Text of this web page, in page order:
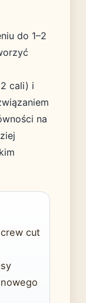
do 1–2
cali) i
na
cut